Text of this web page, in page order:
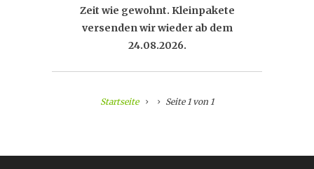
Zeit wie gewohnt. Kleinpakete
versenden wir wieder ab dem
24.08.2026.
Startseite Seite 1 von 1